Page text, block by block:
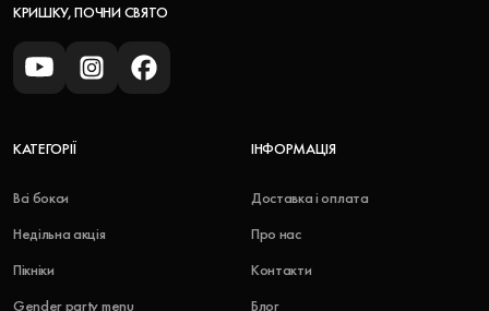
КРИШКУ, ПОЧНИ СВЯТО
КАТЕГОРІЇ
Всі бокси
Недільна акція
Пікніки
Gender party menu
ІНФОРМАЦІЯ
Доставка і оплата
Про нас
Контакти
Блог